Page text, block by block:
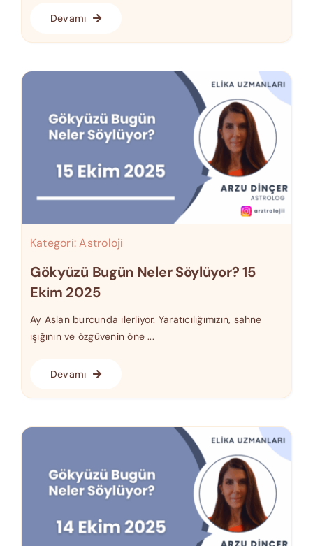
Devamı
Kategori:Astroloji
Gökyüzü Bugün Neler Söylüyor? 15
Ekim 2025
Ay Aslan burcunda ilerliyor. Yaratıcılığımızın, sahne
ışığının ve özgüvenin öne ...
Devamı